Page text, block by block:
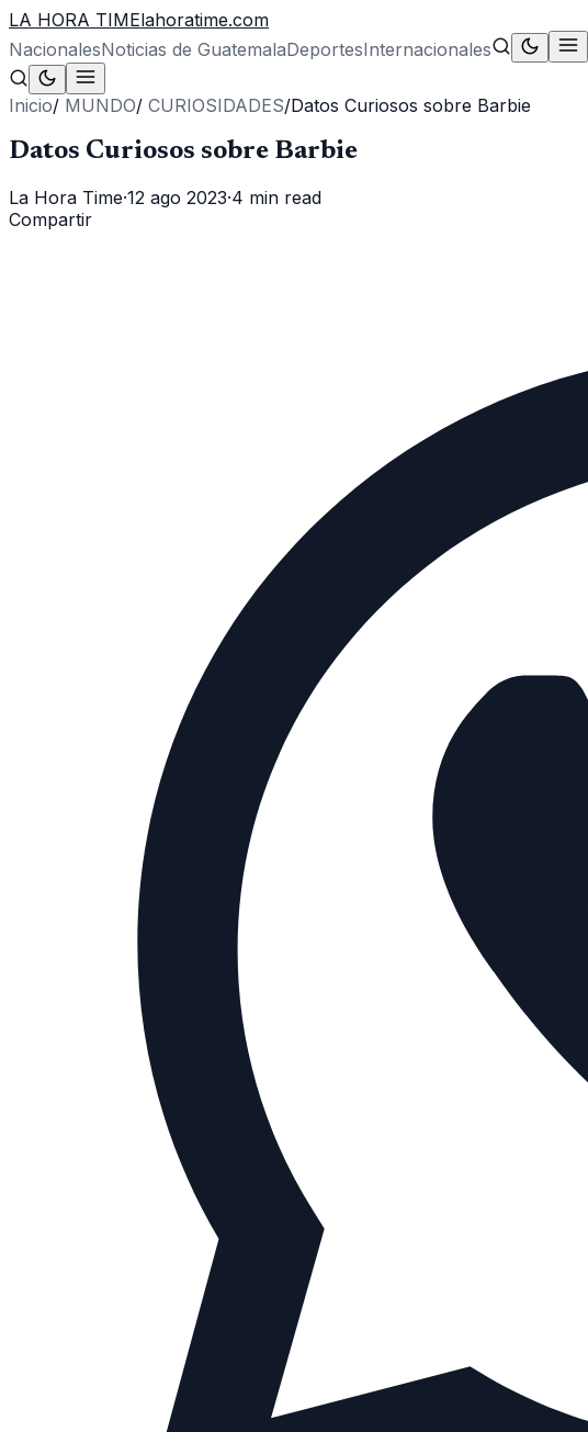
LA HORA TIMElahoratime.com
NacionalesNoticias de GuatemalaDeportesInternacionales
Inicio/ MUNDO/ CURIOSIDADES/Datos Curiosos sobre Barbie
Datos Curiosos sobre Barbie
La Hora Time·12 ago 2023·4 min read
Compartir